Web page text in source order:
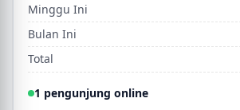
Minggu Ini
Bulan Ini
Total
1 pengunjung online